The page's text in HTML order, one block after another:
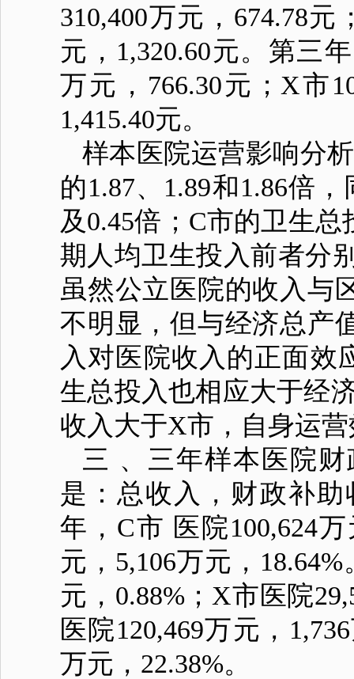
310,400万元，674.78元
元，1,320.60元。第三
万元，766.30元；X市
1,415.40元。
样本医院运营影响分
的1.87、1.89和1.86倍
及0.45倍；C市的卫生
期人均卫生投入前者分
虽然公立医院的收入与
不明显，但与经济总产
入对医院收入的正面效
生总投入也相应大于经
收入大于X市，自身运
三 、三年样本医院
是：总收入，财政补
年，C市 医院100,624
元，5,106万元，
元，0.88%；X市医院
医院120,469万元，
万元，22.38%。